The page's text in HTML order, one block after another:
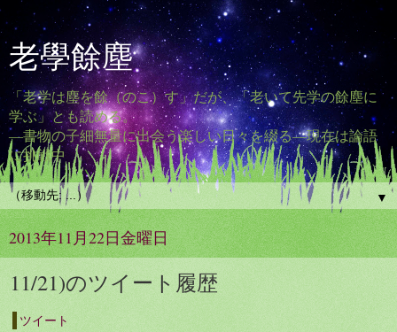
老學餘塵
「老学は塵を餘（のこ）す」だが、「老いて先学の餘塵に
学ぶ」とも読める。
―書物の子細無量に出会う楽しい日々を綴る―現在は論語
に挑戦中
▼
2013年11月22日金曜日
11/21)のツイート履歴
ツイート